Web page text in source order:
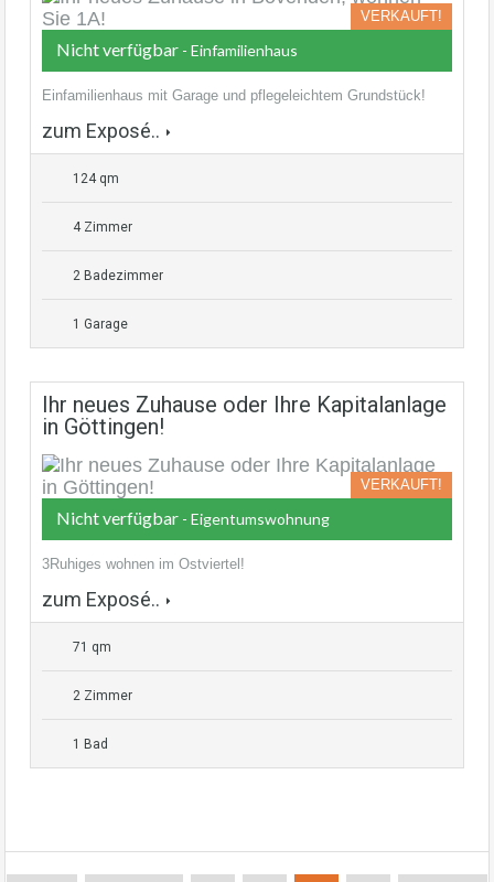
VERKAUFT!
Nicht verfügbar - Einfamilienhaus
Einfamilienhaus mit Garage und pflegeleichtem Grundstück!
zum Exposé..
124 qm
4 Zimmer
2 Badezimmer
1 Garage
Ihr neues Zuhause oder Ihre Kapitalanlage
in Göttingen!
VERKAUFT!
Nicht verfügbar - Eigentumswohnung
3Ruhiges wohnen im Ostviertel!
zum Exposé..
71 qm
2 Zimmer
1 Bad